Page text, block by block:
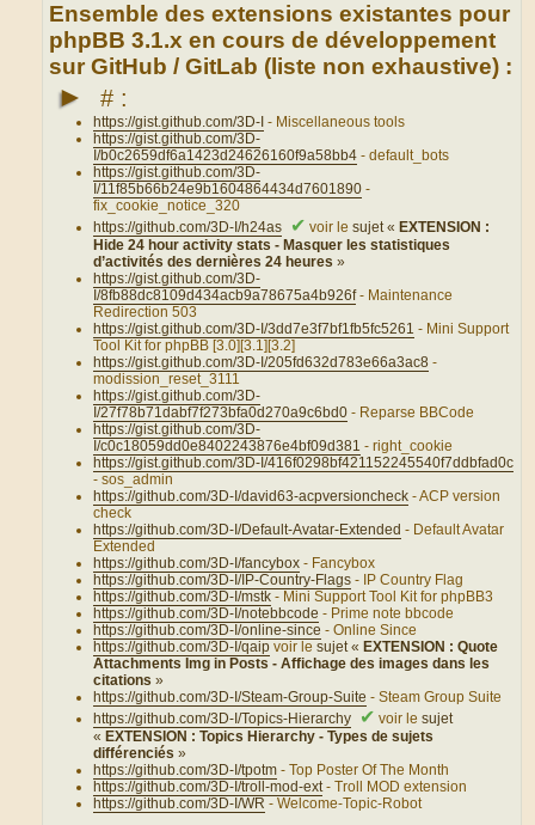
Ensemble des extensions existantes pour
phpBB 3.1.x en cours de développement
sur GitHub / GitLab (liste non exhaustive) :
► # :
https://gist.github.com/3D-I - Miscellaneous tools
https://gist.github.com/3D-
I/b0c2659df6a1423d24626160f9a58bb4 - default_bots
https://gist.github.com/3D-
I/11f85b66b24e9b1604864434d7601890 -
fix_cookie_notice_320
https://github.com/3D-I/h24as
✔ voir lesujet « EXTENSION :
Hide 24 hour activity stats - Masquer les statistiques
d’activités des dernières 24 heures»
https://gist.github.com/3D-
I/8fb88dc8109d434acb9a78675a4b926f- Maintenance
Redirection 503
https://gist.github.com/3D-I/3dd7e3f7bf1fb5fc5261 - Mini Support
Tool Kit for phpBB [3.0][3.1][3.2]
https://gist.github.com/3D-I/205fd632d783e66a3ac8 -
modission_reset_3111
https://gist.github.com/3D-
I/27f78b71dabf7f273bfa0d270a9c6bd0 - Reparse BBCode
https://gist.github.com/3D-
I/c0c18059dd0e8402243876e4bf09d381 - right_cookie
https://gist.github.com/3D-I/416f0298bf421152245540f7ddbfad0c
- sos_admin
https://github.com/3D-I/david63-acpversioncheck - ACP version
check
https://github.com/3D-I/Default-Avatar-Extended - Default Avatar
Extended
https://github.com/3D-I/fancybox - Fancybox
https://github.com/3D-I/IP-Country-Flags - IP Country Flag
https://github.com/3D-I/mstk - Mini Support Tool Kit for phpBB3
https://github.com/3D-I/notebbcode - Prime note bbcode
https://github.com/3D-I/online-since - Online Since
https://github.com/3D-I/qaip voir lesujet « EXTENSION : Quote
Attachments Img in Posts - Affichage des images dans les
citations»
https://github.com/3D-I/Steam-Group-Suite - Steam Group Suite
https://github.com/3D-I/Topics-Hierarchy
✔ voir lesujet
« EXTENSION : Topics Hierarchy - Types de sujets
différenciés»
https://github.com/3D-I/tpotm - Top Poster Of The Month
https://github.com/3D-I/troll-mod-ext- Troll MOD extension
https://github.com/3D-I/WR - Welcome-Topic-Robot